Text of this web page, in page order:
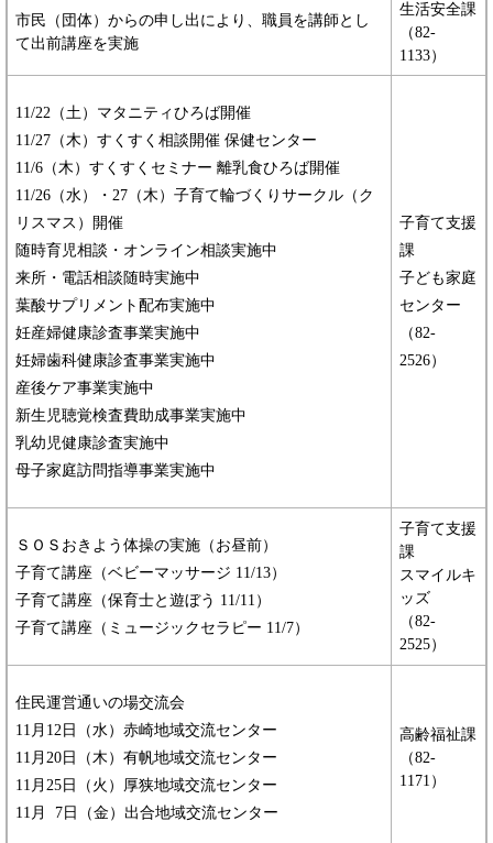
市民（団体）からの申し出により、職員を講師とし
て出前講座を実施
生活安全課
（82-
1133）
11/22（土）マタニティひろば開催
​11/27（木）すくすく相談開催 保健センター
​11/6（木）すくすくセミナー 離乳食ひろば開催
​11/26（水）・27（木）子育て輪づくりサークル（ク
リスマス）開催
随時育児相談・オンライン相談実施中
​来所・電話相談随時実施中
​葉酸サプリメント配布実施中
​妊産婦健康診査事業実施中
​妊婦歯科健康診査事業実施中
​産後ケア事業実施中
​新生児聴覚検査費助成事業実施中
​乳幼児健康診査実施中
​母子家庭訪問指導事業実施中
子育て支援
課
子ども家庭
センター
（82-
2526）
ＳＯＳおきよう体操の実施（お昼前）
子育て講座（ベビーマッサージ 11/13）
​子育て講座（保育士と遊ぼう 11/11）
​子育て講座（ミュージックセラピー 11/7）
子育て支援
課
スマイルキ
ッズ
（82-
2525）
住民運営通いの場交流会
11月12日（水）赤崎地域交流センター
​11月20日（木）有帆地域交流センター
11月25日（火）厚狭地域交流センター
11月 7日（金）出合地域交流センター
高齢福祉課
（82-
1171）